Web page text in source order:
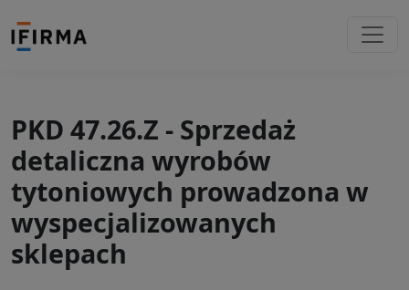
PKD 47.26.Z - Sprzedaż
detaliczna wyrobów
tytoniowych prowadzona w
wyspecjalizowanych
sklepach